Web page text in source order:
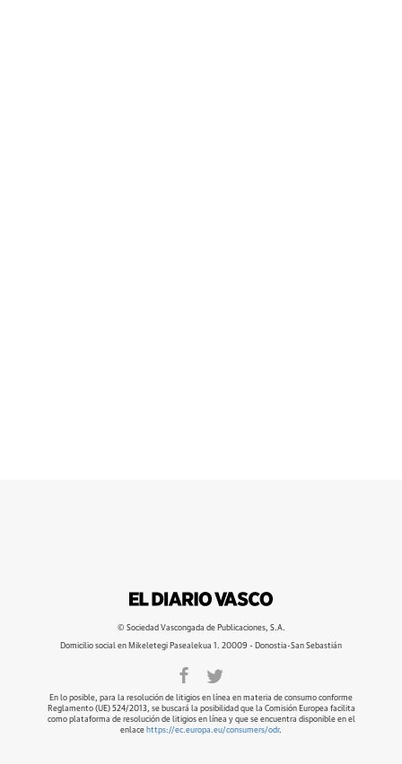
© Sociedad Vascongada de Publicaciones, S.A.
Domicilio social en Mikeletegi Pasealekua 1. 20009 - Donostia-San Sebastián
En lo posible, para la resolución de litigios en línea en materia de consumo conforme
Reglamento (UE) 524/2013, se buscará la posibilidad que la Comisión Europea facilita
como plataforma de resolución de litigios en línea y que se encuentra disponible en el
enlace https://ec.europa.eu/consumers/odr.